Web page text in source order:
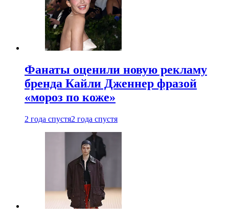
Фанаты оценили новую рекламу
бренда Кайли Дженнер фразой
«мороз по коже»
2 года спустя2 года спустя